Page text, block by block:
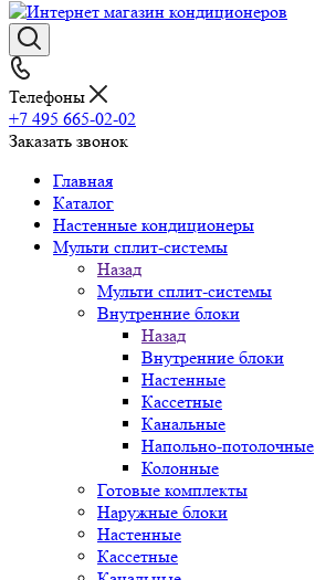
Телефоны
+7 495 665-02-02
Заказать звонок
Главная
Каталог
Настенные кондиционеры
Мульти сплит-системы
Назад
Мульти сплит-системы
Внутренние блоки
Назад
Внутренние блоки
Настенные
Кассетные
Канальные
Напольно-потолочные
Колонные
Готовые комплекты
Наружные блоки
Настенные
Кассетные